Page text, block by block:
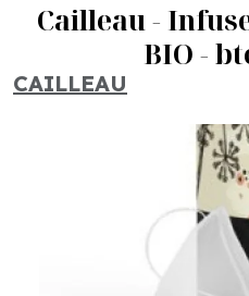
Cailleau -
BIO -
CAILLEAU